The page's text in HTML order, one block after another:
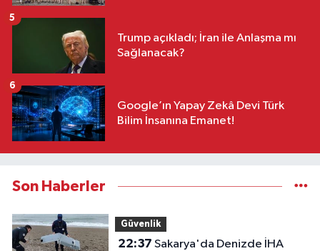
Trump açıkladı; İran ile Anlaşma mı
Sağlanacak?
5
Google’ın Yapay Zekâ Devi Türk
Bilim İnsanına Emanet!
6
Son Haberler
Güvenlik
22:37